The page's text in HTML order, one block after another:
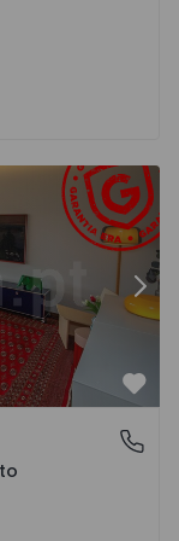
de Varzim,